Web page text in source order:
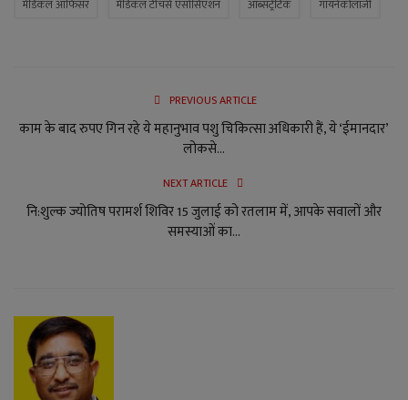
मेडिकल ऑफिसर
मेडिकल टीचर्स एसोसिएशन ऑब्सट्रेटिक गायनेकोलॉजी
PREVIOUS ARTICLE
काम के बाद रुपए गिन रहे ये महानुभाव पशु चिकित्सा अधिकारी हैं, ये ‘ईमानदार’
लोकसे...
NEXT ARTICLE
नि:शुल्क ज्योतिष परामर्श शिविर 15 जुलाई को रतलाम में, आपके सवालों और
समस्याओं का...